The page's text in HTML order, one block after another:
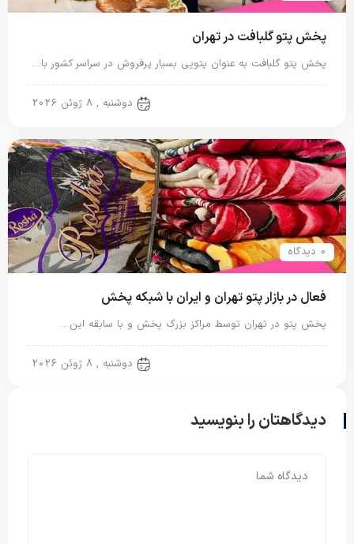
پخش پتو گلبافت در تهران
پخش پتو گلبافت به عنوان پتویی بسیار پرفروش در سراسر کشور با…
دوشنبه , 8 ژوئن 2026
0 دیدگاه
فعال در بازار پتو تهران و ایران با شبکه پخش
پخش پتو در تهران توسط مراکز بزرگ پخش و با سابقه این…
دوشنبه , 8 ژوئن 2026
دیدگاهتان را بنویسید